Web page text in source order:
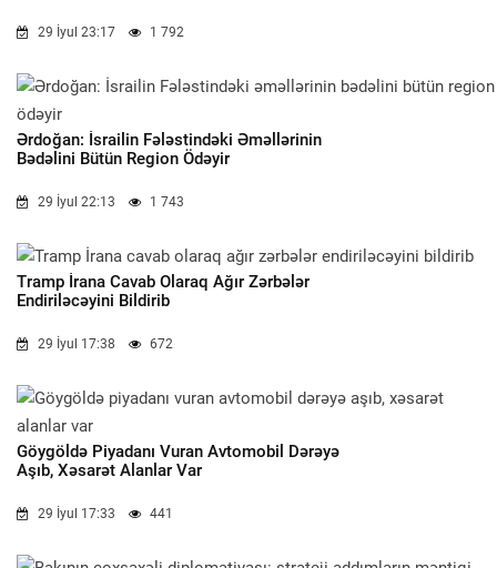
29 İyul 23:17 1 792
Ərdoğan: İsrailin Fələstindəki Əməllərinin
Bədəlini Bütün Region Ödəyir
29 İyul 22:13 1 743
Tramp İrana Cavab Olaraq Ağır Zərbələr
Endiriləcəyini Bildirib
29 İyul 17:38 672
Göygöldə Piyadanı Vuran Avtomobil Dərəyə
Aşıb, Xəsarət Alanlar Var
29 İyul 17:33 441